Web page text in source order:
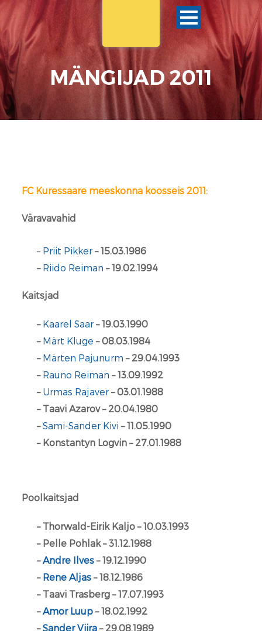
MÄNGIJAD 2011
FC Kuressaare meeskonna koosseis 2011:
Väravavahid
– Priit Pikker – 15.03.1986
– Riido Reiman – 19.02.1994
Kaitsjad
– Kaarel Saar – 19.03.1990
– Märt Kluge – 08.03.1984
– Märten Pajunurm – 29.04.1993
– Rauno Reiman – 13.09.1992
– Urmas Rajaver – 03.01.1988
– Taavi Azarov – 20.04.1980
–Sami-Sander Kivi – 11.05.1990
– Konstantyn Logvin – 27.01.1988
Poolkaitsjad
– Thorwald-Eirik Kaljo – 10.03.1993
– Pelle Pohlak – 31.12.1988
–Andre Ilves – 19.12.1990
– Rene Aljas – 18.12.1986
– Taavi Trasberg – 17.07.1993
–Amor Luup – 18.02.1992
–Sander Viira – 29.08.1989